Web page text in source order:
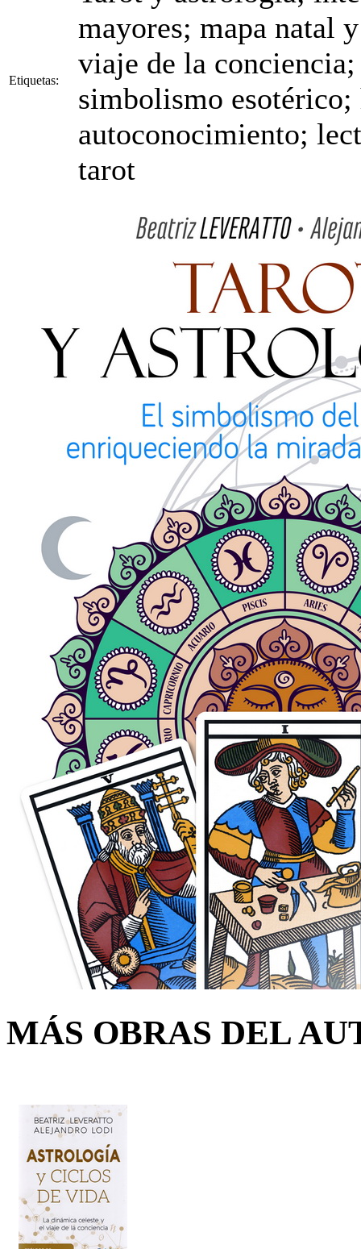
Etiquetas:
mayores; mapa natal
viaje de la
simbolismo esotérico;
autoconocimiento;
tarot
MÁS OBRAS DEL